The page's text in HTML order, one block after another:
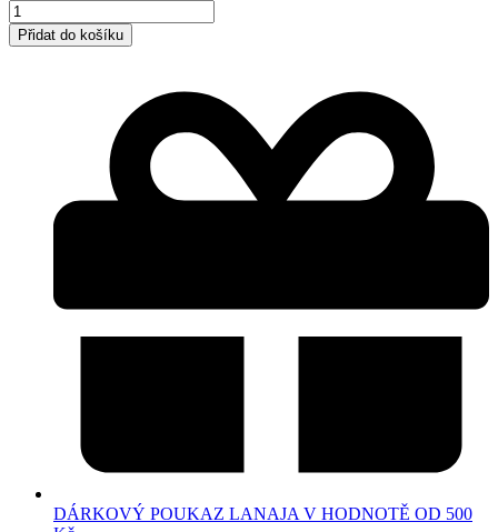
Přidat do košíku
DÁRKOVÝ POUKAZ LANAJA V HODNOTĚ OD 500